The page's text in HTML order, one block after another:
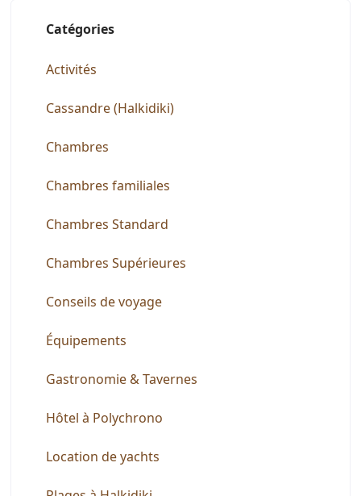
Catégories
Activités
Cassandre (Halkidiki)
Chambres
Chambres familiales
Chambres Standard
Chambres Supérieures
Conseils de voyage
Équipements
Gastronomie & Tavernes
Hôtel à Polychrono
Location de yachts